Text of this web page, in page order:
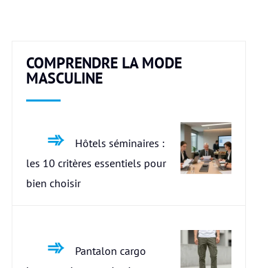
COMPRENDRE LA MODE
MASCULINE
Hôtels séminaires :
les 10 critères essentiels pour
bien choisir
Pantalon cargo